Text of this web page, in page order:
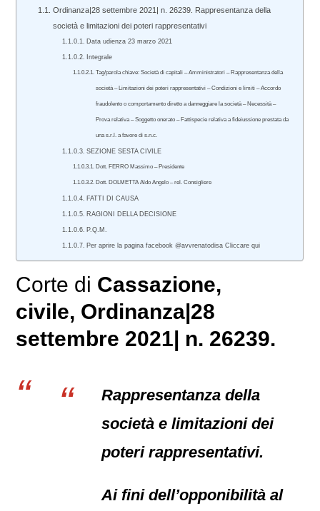
Ordinanza|28 settembre 2021| n. 26239. Rappresentanza della
società e limitazioni dei poteri rappresentativi
Data udienza 23 marzo 2021
Integrale
Tag/parola chiave: Società di capitali – Amministratori – Rappresentanza della
società – Limitazioni dei poteri rappresentativi – Condizioni e limiti – Accordo
fraudolento o comportamento diretto a danneggiare la società – Necessità –
Prova relativa – Soggetto onerato – Fattispecie relativa a fideiussione prestata da
una s.r.l. a favore di s.n.c.
SEZIONE SESTA CIVILE
Dott. FERRO Massimo – Presidente
Dott. DOLMETTA Aldo Angelo – rel. Consigliere
FATTI DI CAUSA
RAGIONI DELLA DECISIONE
P.Q.M.
Per aprire la pagina facebook @avvrenatodisa Cliccare qui
Corte di Cassazione,
civile, Ordinanza|28
settembre 2021| n. 26239.
Rappresentanza della
società e limitazioni dei
poteri rappresentativi.
Ai fini dell’opponibilità al